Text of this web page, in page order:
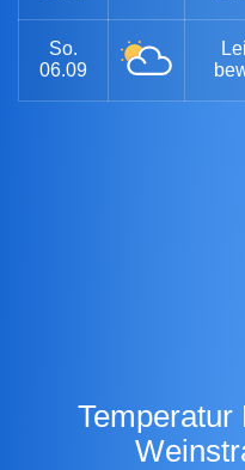
So.
06.09
Temperatur Neustadt an der